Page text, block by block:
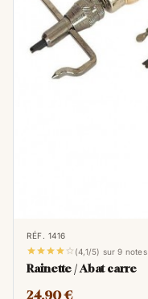
RÉF. 1416
  (4,1/5) sur 9 notes
Rainette / Abat carre
24,90 €